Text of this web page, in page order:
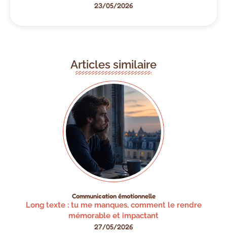
23/05/2026
Articles similaire
Communication émotionnelle
Long texte : tu me manques, comment le rendre
mémorable et impactant
27/05/2026